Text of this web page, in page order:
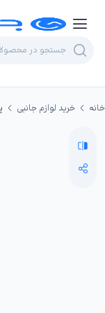
خانه خرید لوازم جانبی